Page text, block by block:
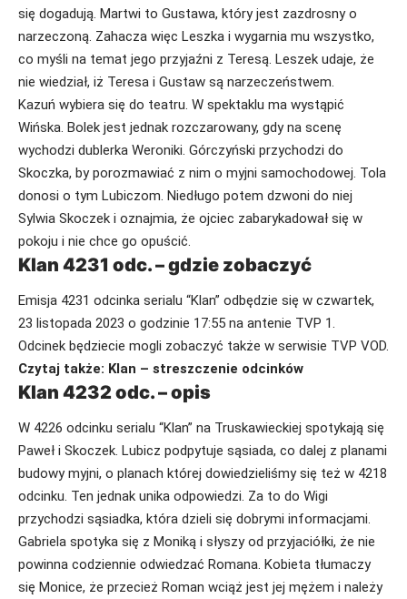
się dogadują. Martwi to Gustawa, który jest zazdrosny o
narzeczoną. Zahacza więc Leszka i wygarnia mu wszystko,
co myśli na temat jego przyjaźni z Teresą. Leszek udaje, że
nie wiedział, iż Teresa i Gustaw są narzeczeństwem.
Kazuń wybiera się do teatru. W spektaklu ma wystąpić
Wińska. Bolek jest jednak rozczarowany, gdy na scenę
wychodzi dublerka Weroniki. Górczyński przychodzi do
Skoczka, by porozmawiać z nim o myjni samochodowej. Tola
donosi o tym Lubiczom. Niedługo potem dzwoni do niej
Sylwia Skoczek i oznajmia, że ojciec zabarykadował się w
pokoju i nie chce go opuścić.
Klan 4231 odc. – gdzie zobaczyć
Emisja 4231 odcinka serialu “Klan” odbędzie się w czwartek,
23 listopada 2023 o godzinie 17:55 na antenie TVP 1.
Odcinek będziecie mogli zobaczyć także w serwisie TVP VOD.
Czytaj także: Klan – streszczenie odcinków
Klan 4232 odc. – opis
W 4226 odcinku serialu “Klan” na Truskawieckiej spotykają się
Paweł i Skoczek. Lubicz podpytuje sąsiada, co dalej z planami
budowy myjni, o planach której dowiedzieliśmy się też w 4218
odcinku. Ten jednak unika odpowiedzi. Za to do Wigi
przychodzi sąsiadka, która dzieli się dobrymi informacjami.
Gabriela spotyka się z Moniką i słyszy od przyjaciółki, że nie
powinna codziennie odwiedzać Romana. Kobieta tłumaczy
się Monice, że przecież Roman wciąż jest jej mężem i należy